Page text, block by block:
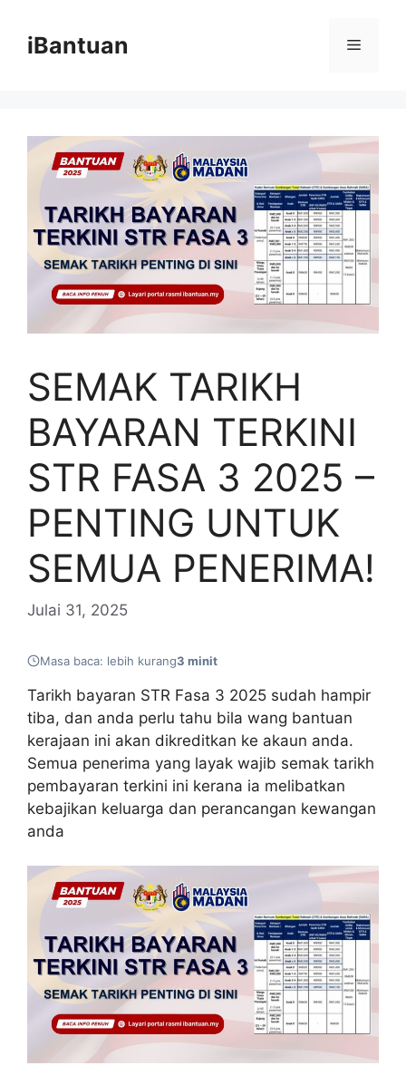
contentiBantuan Menu
SEMAK TARIKH
BAYARAN TERKINI
STR FASA 3 2025 –
PENTING UNTUK
SEMUA PENERIMA!
Julai 31, 2025
Masa baca: lebih kurang3 minit
Tarikh bayaran STR Fasa 3 2025 sudah hampir
tiba, dan anda perlu tahu bila wang bantuan
kerajaan ini akan dikreditkan ke akaun anda.
Semua penerima yang layak wajib semak tarikh
pembayaran terkini ini kerana ia melibatkan
kebajikan keluarga dan perancangan kewangan
anda